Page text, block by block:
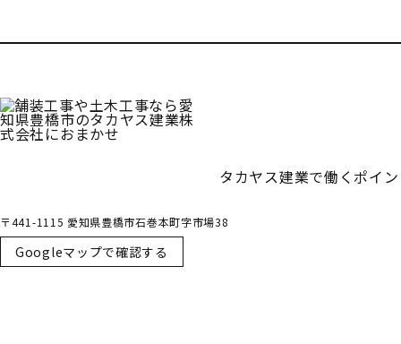
タカヤス建業で働くポイ
〒441-1115 愛知県豊橋市石巻本町字市場38
Googleマップで確認する